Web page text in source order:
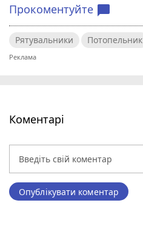
Прокоментуйте chat_bubble
Рятувальники Потопельник
Коментарі
Опублікувати коментар